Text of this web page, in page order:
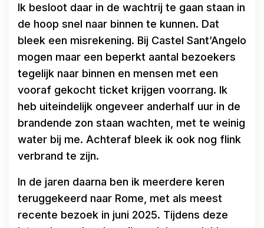
Ik besloot daar in de wachtrij te gaan staan in
de hoop snel naar binnen te kunnen. Dat
bleek een misrekening. Bij Castel Sant’Angelo
mogen maar een beperkt aantal bezoekers
tegelijk naar binnen en mensen met een
vooraf gekocht ticket krijgen voorrang. Ik
heb uiteindelijk ongeveer anderhalf uur in de
brandende zon staan wachten, met te weinig
water bij me. Achteraf bleek ik ook nog flink
verbrand te zijn.
In de jaren daarna ben ik meerdere keren
teruggekeerd naar Rome, met als meest
recente bezoek in juni 2025. Tijdens deze